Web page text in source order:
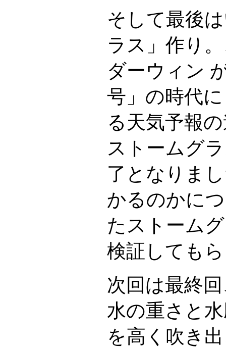
そして最後
ラス」作り
ダーウィン
号」の時代
る天気予報
ストームグ
了となりま
かるのかに
たストーム
検証しても
次回は最終
水の重さと
を高く吹き